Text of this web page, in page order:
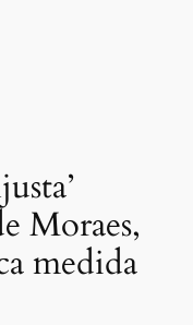
Moraes,
medida